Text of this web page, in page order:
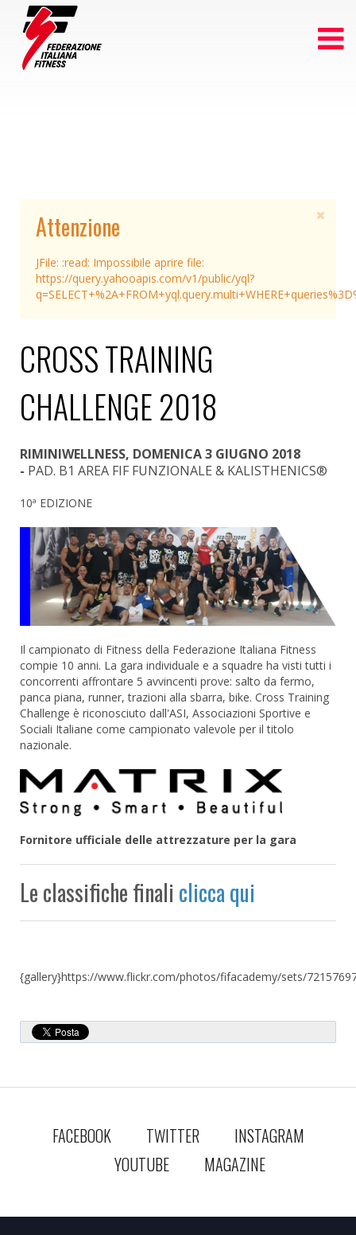
Attenzione
JFile: :read: Impossibile aprire file:
https://query.yahooapis.com/v1/public/yql?
CROSS TRAINING
CHALLENGE 2018
RIMINIWELLNESS, DOMENICA 3 GIUGNO 2018
- PAD. B1 AREA FIF FUNZIONALE & KALISTHENICS®
10ª EDIZIONE
Il campionato di Fitness della Federazione Italiana Fitness
compie 10 anni. La gara individuale e a squadre ha visti tutti i
concorrenti affrontare 5 avvincenti prove: salto da fermo,
panca piana, runner, trazioni alla sbarra, bike. Cross Training
Challenge è riconosciuto dall'ASI, Associazioni Sportive e
Sociali Italiane come campionato valevole per il titolo
nazionale.
Fornitore ufficiale delle attrezzature per la gara
Le classifiche finali clicca qui
{gallery}https://www.flickr.com/photos/fifacademy/sets/
FACEBOOK TWITTER
INSTAGRAM
YOUTUBE
MAGAZINE